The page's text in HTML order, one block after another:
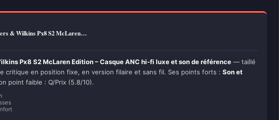
& Wilkins Px8 S2 McLaren…
Px8 S2 McLaren Edition – Casque ANC hi-fi luxe et son de référence — taillé
critique en position fixe, en version filaire et sans fil. Ses points forts : Son et
point faible : Q/Prix (5.8/10).